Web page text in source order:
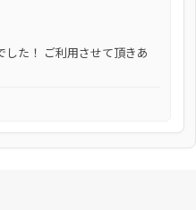
た！ ご利用させて頂きあ